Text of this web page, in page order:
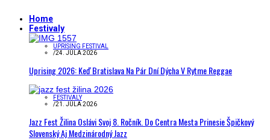
Home
Festivaly
UPRISING FESTIVAL
/24. JÚLA 2026
Uprising 2026: Keď Bratislava Na Pár Dní Dýcha V Rytme Reggae
FESTIVALY
/21. JÚLA 2026
Jazz Fest Žilina Oslávi Svoj 8. Ročník. Do Centra Mesta Prinesie Špičkový
Slovenský Aj Medzinárodný Jazz